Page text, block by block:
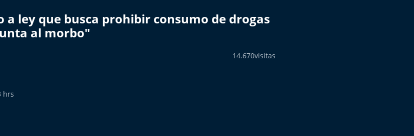
a ley que busca prohibir consumo de drogas
al morbo"
hrs
14.670visitas